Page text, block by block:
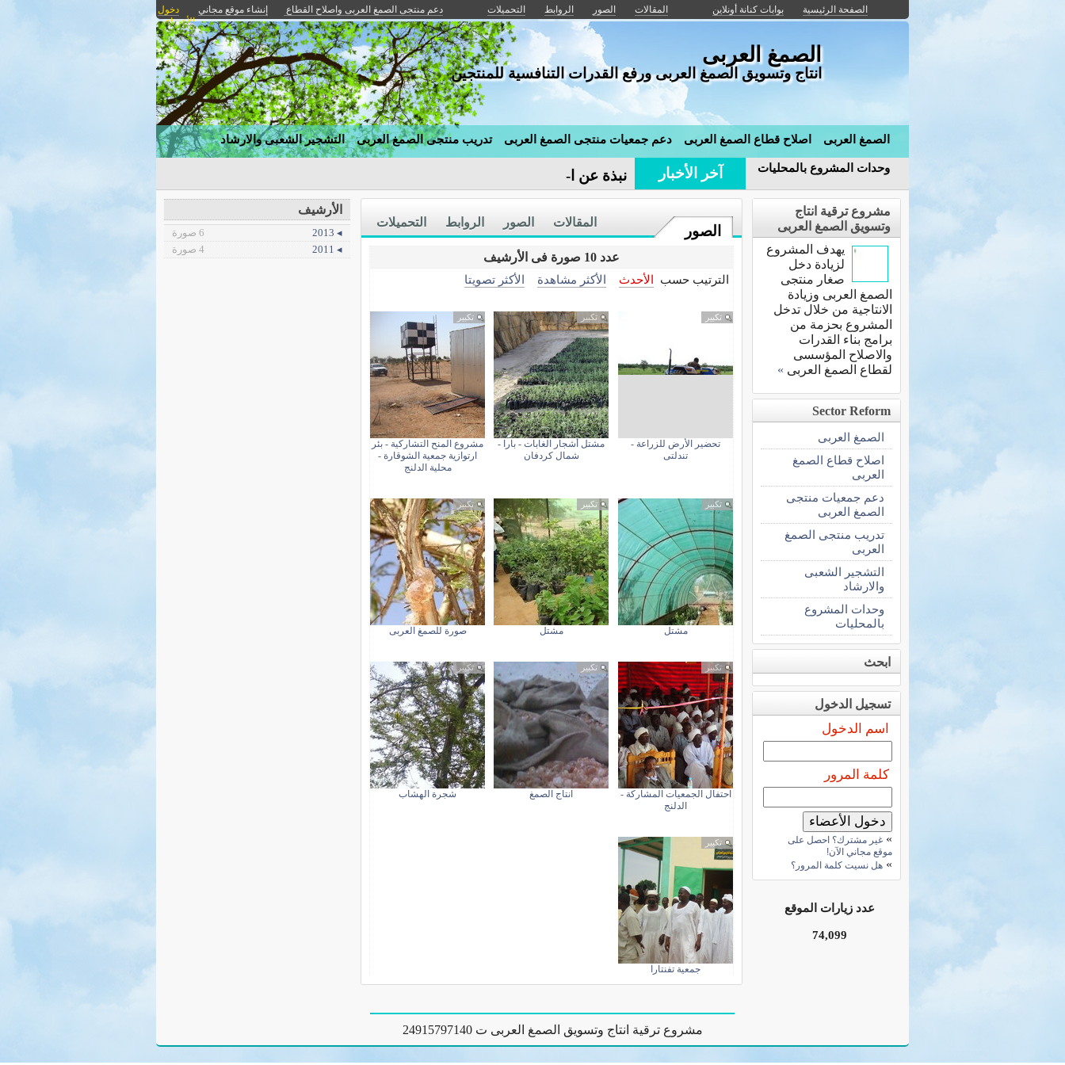
الصفحة الرئيسية بوابات كنانة أونلاين المقالات الصور الروابط التحميلات دعم منتجى الصمغ العربى واصلاح القطاع إنشاء موقع مجاني
دخول
الأعضاء
الصمغ العربى
انتاج وتسويق الصمغ العربى ورفع القدرات التنافسية للمنتجين
الصمغ العربى اصلاح قطاع الصمغ العربى دعم جمعيات منتجى الصمغ العربى تدريب منتجى الصمغ العربى التشجير الشعبى والارشاد
وحدات المشروع بالمحليات آخر الأخبار نبذة عن الصمغ العرب-
الصور
التحميلات الروابط الصور المقالات
عدد 10 صورة فى الأرشيف
الترتيب حسب الأحدث الأكثر مشاهدة الأكثر تصويتا
تكبير
تحضير الأرض للزراعة -
تندلتى
تكبير
مشتل أشجار الغابات - بارا -
شمال كردفان
تكبير
مشروع المنح التشاركية - بئر
ارتوازية جمعية الشوقارة -
محلية الدلنج
تكبير
مشتل
تكبير
مشتل
تكبير
صورة للصمغ العربى
تكبير
احتفال الجمعيات المشاركة -
الدلنج
تكبير
انتاج الصمغ
تكبير
شجرة الهشاب
تكبير
جمعية تفنتارا
مشروع ترقية انتاج
وتسويق الصمغ العربى
يهدف المشروع
لزيادة دخل
صغار منتجى
الصمغ العربى وزيادة
الانتاجية من خلال تدخل
المشروع بحزمة من
برامج بناء القدرات
والاصلاح المؤسسى
لقطاع الصمغ العربى »
Sector Reform
الصمغ العربى
اصلاح قطاع الصمغ
العربى
دعم جمعيات منتجى
الصمغ العربى
تدريب منتجى الصمغ
العربى
التشجير الشعبى
والارشاد
وحدات المشروع
بالمحليات
ابحث
تسجيل الدخول
اسم الدخول
كلمة المرور
» غير مشترك؟ احصل على
موقع مجاني الآن!
» هل نسيت كلمة المرور؟
عدد زيارات الموقع
74,099
الأرشيف
◂ 2013
6 صورة
◂ 2011
4 صورة
مشروع ترقية انتاج وتسويق الصمغ العربى ت 24915797140